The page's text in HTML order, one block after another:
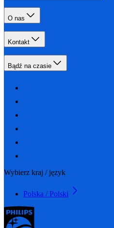
O nas
Kontakt
Bądź na czasie
Wybierz kraj / język
Polska / Polski